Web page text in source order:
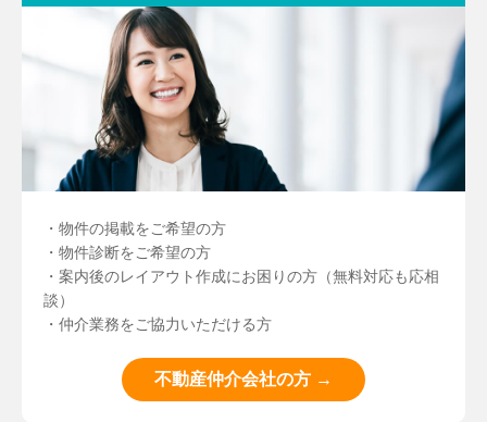
・物件の掲載をご希望の方
・物件診断をご希望の方
・案内後のレイアウト作成にお困りの方（無料対応も応相
談）
・仲介業務をご協力いただける方
不動産仲介会社の方 →